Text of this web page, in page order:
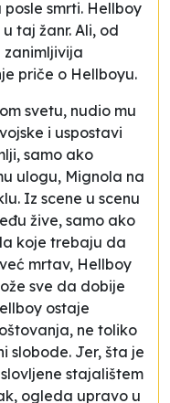
smrti. Hellboy
taj žanr. Ali, od
zanimljivija
priče o Hellboyu.
svetu, nudio mu
i uspostavi
samo ako
ulogu, Mignola na
Iz scene u scenu
žive, samo ako
koje trebaju da
mrtav, Hellboy
sve da dobije
ostaje
ne toliko
slobode. Jer, šta je
stajalištem
ogleda upravo u